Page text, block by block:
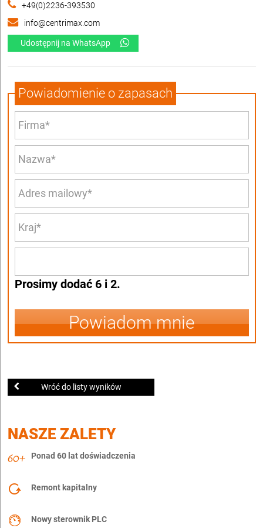
+49(0)2236-393530
info@centrimax.com
Udostępnij na WhatsApp
Powiadomienie o zapasach
Prosimy dodać 6 i 2.
Powiadom mnie
Wróć do listy wyników
NASZE ZALETY
Ponad 60 lat doświadczenia
Remont kapitalny
Nowy sterownik PLC